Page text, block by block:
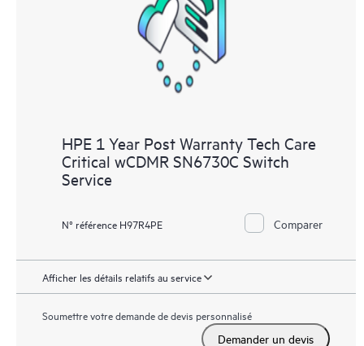
HPE 1 Year Post Warranty Tech Care
Critical wCDMR SN6730C Switch
Service
N° référence H97R4PE Comparer
Afficher les détails relatifs au service
Soumettre votre demande de devis personnalisé
Demander un devis